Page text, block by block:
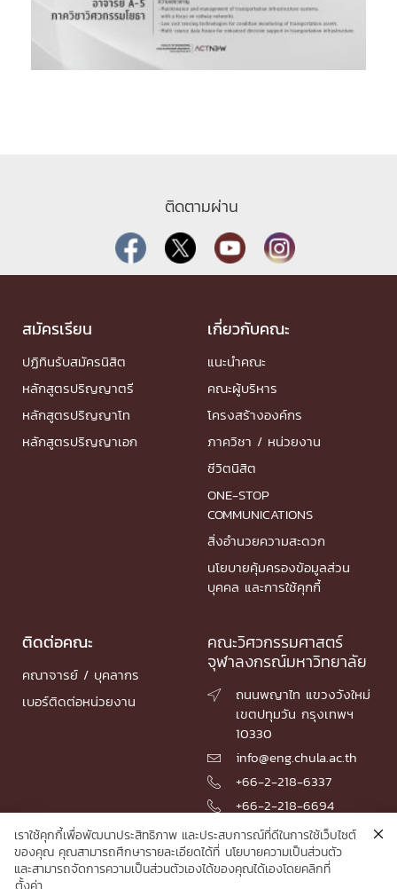
ติดตามผ่าน
สมัครเรียน
ปฏิทินรับสมัครนิสิต
หลักสูตรปริญญาตรี
หลักสูตรปริญญาโท
หลักสูตรปริญญาเอก
เกี่ยวกับคณะ
แนะนำคณะ
คณะผู้บริหาร
โครงสร้างองค์กร
ภาควิชา / หน่วยงาน
ชีวิตนิสิต
ONE-STOP
COMMUNICATIONS
สิ่งอำนวยความสะดวก
นโยบายคุ้มครองข้อมูลส่วน
บุคคล และการใช้คุกกี้
ติดต่อคณะ
คณาจารย์ / บุคลากร
เบอร์ติดต่อหน่วยงาน
คณะวิศวกรรมศาสตร์
จุฬาลงกรณ์มหาวิทยาลัย

ถนนพญาไท แขวงวังใหม่
เขตปทุมวัน กรุงเทพฯ
10330
 info@eng.chula.ac.th
 +66-2-218-6337
 +66-2-218-6694
© 2026 Faculty of Engineering, Chulalongkorn University
เราใช้คุกกี้เพื่อพัฒนาประสิทธิภาพ และประสบการณ์ที่ดีในการใช้เว็บไซต์
ของคุณ คุณสามารถศึกษารายละเอียดได้ที่ นโยบายความเป็นส่วนตัว
และสามารถจัดการความเป็นส่วนตัวเองได้ของคุณได้เองโดยคลิกที่